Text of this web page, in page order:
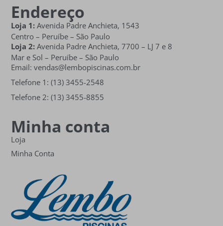
Minha conta
Loja
Minha Conta
Endereço
Loja 1: Avenida Padre Anchieta, 1543
Centro – Peruíbe – São Paulo
Loja 2: Avenida Padre Anchieta,7700 – LJ 7 e 8
Mar e Sol – Peruíbe – São Paulo
Email: vendas@lembopiscinas.com.br
Telefone 1: (13) 3455-2548
Telefone 2: (13) 3455-8855